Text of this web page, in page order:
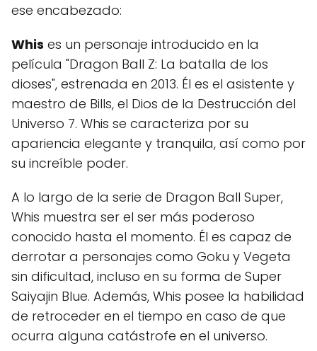
ese encabezado:
Whis es un personaje introducido en la
película "Dragon Ball Z: La batalla de los
dioses", estrenada en 2013. Él es el asistente y
maestro de Bills, el Dios de la Destrucción del
Universo 7. Whis se caracteriza por su
apariencia elegante y tranquila, así como por
su increíble poder.
A lo largo de la serie de Dragon Ball Super,
Whis muestra ser el ser más poderoso
conocido hasta el momento. Él es capaz de
derrotar a personajes como Goku y Vegeta
sin dificultad, incluso en su forma de Super
Saiyajin Blue. Además, Whis posee la habilidad
de retroceder en el tiempo en caso de que
ocurra alguna catástrofe en el universo.